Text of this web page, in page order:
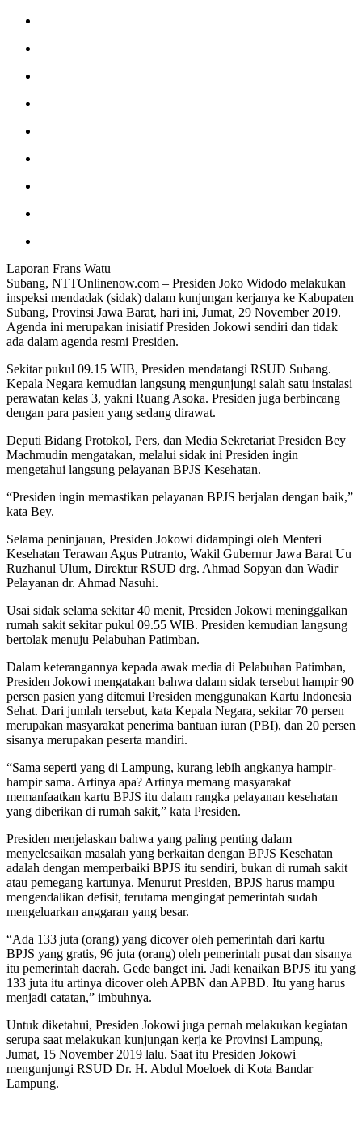
Laporan Frans Watu
Subang, NTTOnlinenow.com – Presiden Joko Widodo melakukan
inspeksi mendadak (sidak) dalam kunjungan kerjanya ke Kabupaten
Subang, Provinsi Jawa Barat, hari ini, Jumat, 29 November 2019.
Agenda ini merupakan inisiatif Presiden Jokowi sendiri dan tidak
ada dalam agenda resmi Presiden.
Sekitar pukul 09.15 WIB, Presiden mendatangi RSUD Subang.
Kepala Negara kemudian langsung mengunjungi salah satu instalasi
perawatan kelas 3, yakni Ruang Asoka. Presiden juga berbincang
dengan para pasien yang sedang dirawat.
Deputi Bidang Protokol, Pers, dan Media Sekretariat Presiden Bey
Machmudin mengatakan, melalui sidak ini Presiden ingin
mengetahui langsung pelayanan BPJS Kesehatan.
“Presiden ingin memastikan pelayanan BPJS berjalan dengan baik,”
kata Bey.
Selama peninjauan, Presiden Jokowi didampingi oleh Menteri
Kesehatan Terawan Agus Putranto, Wakil Gubernur Jawa Barat Uu
Ruzhanul Ulum, Direktur RSUD drg. Ahmad Sopyan dan Wadir
Pelayanan dr. Ahmad Nasuhi.
Usai sidak selama sekitar 40 menit, Presiden Jokowi meninggalkan
rumah sakit sekitar pukul 09.55 WIB. Presiden kemudian langsung
bertolak menuju Pelabuhan Patimban.
Dalam keterangannya kepada awak media di Pelabuhan Patimban,
Presiden Jokowi mengatakan bahwa dalam sidak tersebut hampir 90
persen pasien yang ditemui Presiden menggunakan Kartu Indonesia
Sehat. Dari jumlah tersebut, kata Kepala Negara, sekitar 70 persen
merupakan masyarakat penerima bantuan iuran (PBI), dan 20 persen
sisanya merupakan peserta mandiri.
“Sama seperti yang di Lampung, kurang lebih angkanya hampir-
hampir sama. Artinya apa? Artinya memang masyarakat
memanfaatkan kartu BPJS itu dalam rangka pelayanan kesehatan
yang diberikan di rumah sakit,” kata Presiden.
Presiden menjelaskan bahwa yang paling penting dalam
menyelesaikan masalah yang berkaitan dengan BPJS Kesehatan
adalah dengan memperbaiki BPJS itu sendiri, bukan di rumah sakit
atau pemegang kartunya. Menurut Presiden, BPJS harus mampu
mengendalikan defisit, terutama mengingat pemerintah sudah
mengeluarkan anggaran yang besar.
“Ada 133 juta (orang) yang dicover oleh pemerintah dari kartu
BPJS yang gratis, 96 juta (orang) oleh pemerintah pusat dan sisanya
itu pemerintah daerah. Gede banget ini. Jadi kenaikan BPJS itu yang
133 juta itu artinya dicover oleh APBN dan APBD. Itu yang harus
menjadi catatan,” imbuhnya.
Untuk diketahui, Presiden Jokowi juga pernah melakukan kegiatan
serupa saat melakukan kunjungan kerja ke Provinsi Lampung,
Jumat, 15 November 2019 lalu. Saat itu Presiden Jokowi
mengunjungi RSUD Dr. H. Abdul Moeloek di Kota Bandar
Lampung.